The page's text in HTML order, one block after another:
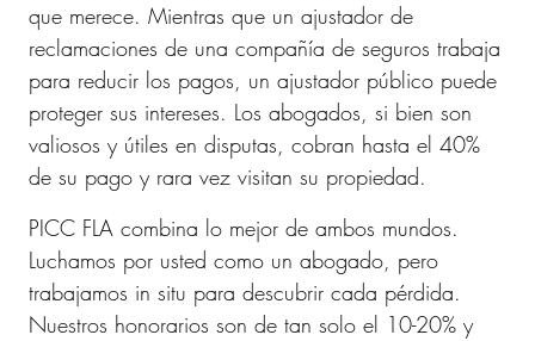
que merece. Mientras que un ajustador de
reclamaciones de una compañía de seguros trabaja
para reducir los pagos, un ajustador público puede
proteger sus intereses. Los abogados, si bien son
valiosos y útiles en disputas, cobran hasta el 40%
de su pago y rara vez visitan su propiedad.
PICC FLA combina lo mejor de ambos mundos.
Luchamos por usted como un abogado, pero
trabajamos in situ para descubrir cada pérdida.
Nuestros honorarios son de tan solo el 10-20% y